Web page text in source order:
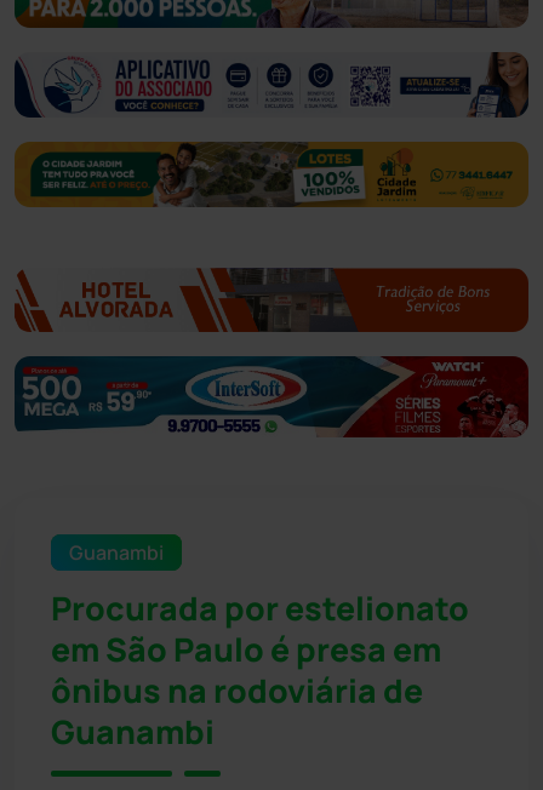
Guanambi
Procurada por estelionato
em São Paulo é presa em
ônibus na rodoviária de
Guanambi